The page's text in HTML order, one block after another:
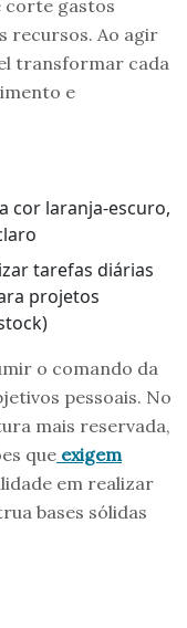
corte gastos
recursos. Ao agir
transformar cada
e
tarefas diárias
projetos
o comando da
pessoais. No
mais reservada,
que exigem
em realizar
bases sólidas